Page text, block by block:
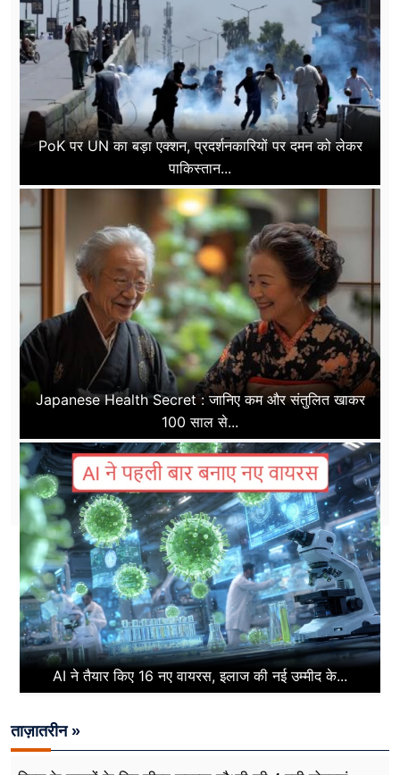
PoK पर UN का बड़ा एक्शन, प्रदर्शनकारियों पर दमन को लेकर
पाकिस्तान...
Japanese Health Secret : जानिए कम और संतुलित खाकर
100 साल से...
AI ने तैयार किए 16 नए वायरस, इलाज की नई उम्मीद के...
ताज़ातरीन »